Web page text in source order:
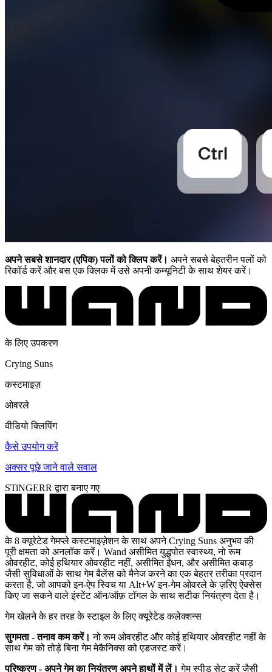
अपने सबसे शानदार (एपिक) पलों को क्लिप करें। अपने सबसे बेहतरीन पलों को
रिकॉर्ड करें और बस एक क्लिक में उसे अपनी कम्यूनिटी के साथ शेयर करें।
के लिए उपकरण
Crying Suns
कस्टमाइज़
ओवरले
वीडियो क्लिपिंग
कैसे उपयोग करें
अक्सर पूछे जाने वाले सवाल
STiNGERR द्वारा बनाए गए
के 8 क्यूरेटेड गेमप्ले कस्टमाइज़ेशन के साथ अपने Crying Suns अनुभव की
पूरी क्षमता को अनलॉक करें। Wand असीमित युद्धपोत स्वास्थ्य, नो रूम
ओवरहीट, कोई हथियार ओवरहीट नहीं, असीमित ईंधन, और असीमित कबाड़
जैसी सुविधाओं के साथ गेम बैलेंस को मैनेज करने का एक बेहतर तरीका प्रदान
करता है, जो आपको इन-ऐप स्विच या Alt+W इन-गेम ओवरले के ज़रिए ऐक्सेस
किए जा सकने वाले इंस्टेंट ऑन/ऑफ़ टॉगल के साथ सटीक नियंत्रण देता है।
गेम खेलने के हर तरह के स्टाइल के लिए क्यूरेटेड कलेक्शन्स
सुगमता - तनाव कम करें। नो रूम ओवरहीट और कोई हथियार ओवरहीट नहीं के
साथ गेम को तोड़े बिना गेम मेकैनिक्स को एडजस्ट करें।
परिष्करण - अपने गेम का नियंत्रण अपने हाथों में लें। गेम स्पीड सेट करें जैसी